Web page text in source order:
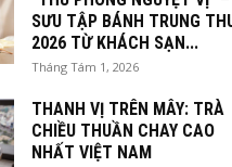
SƯU TẬP BÁNH TRUNG
2026 TỪ KHÁCH SẠN...
Tháng Tám 1, 2026
THANH VỊ TRÊN MÂY: TRÀ
CHIỀU THUẦN CHAY CAO
NHẤT VIỆT NAM